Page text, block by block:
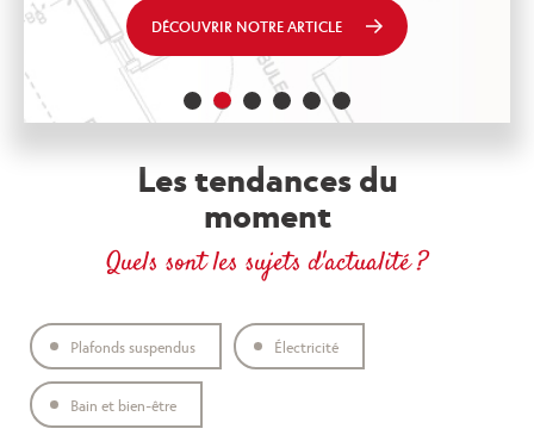
Les tendances du
moment
Quels sont les sujets d'actualité ?
Plafonds suspendus Électricité
Bain et bien-être